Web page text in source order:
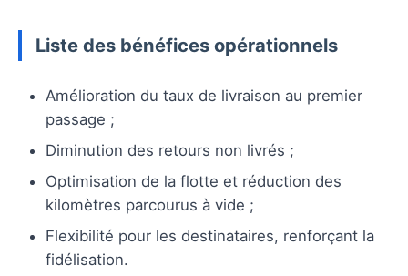
Liste des bénéfices opérationnels
Amélioration du taux de livraison au premier
passage ;
Diminution des retours non livrés ;
Optimisation de la flotte et réduction des
kilomètres parcourus à vide ;
Flexibilité pour les destinataires, renforçant la
fidélisation.